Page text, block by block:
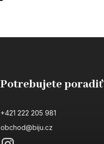
Potrebujete
+421 222 205 981
obchod@biju.cz